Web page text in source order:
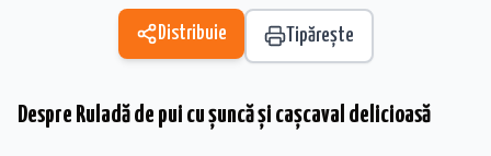
Distribuie Tipărește
Despre Ruladă de pui cu șuncă și cașcaval delicioasă